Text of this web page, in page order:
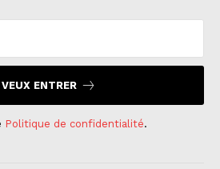
ENTRER
Politique de confidentialité.